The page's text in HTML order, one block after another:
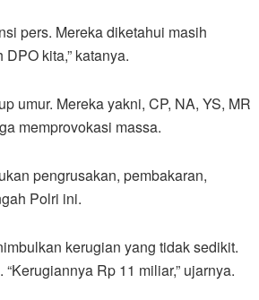
pers. Mereka diketahui masih
kita,” katanya.
umur. Mereka yakni, CP, NA, YS, MR
memprovokasi massa.
pengrusakan, pembakaran,
Polri ini.
kerugian yang tidak sedikit.
Rp 11 miliar,” ujarnya.